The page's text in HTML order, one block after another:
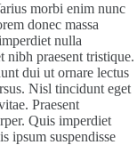
morbi enim nunc
donec massa
nulla
nibh praesent tristique.
dui ut ornare lectus
Nisl tincidunt eget
Praesent
Quis imperdiet
ipsum suspendisse